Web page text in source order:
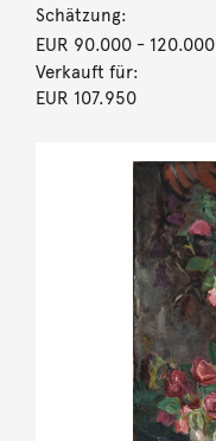
Schätzung:
EUR 90.000- 120.000
Verkauft für:
EUR 107.950